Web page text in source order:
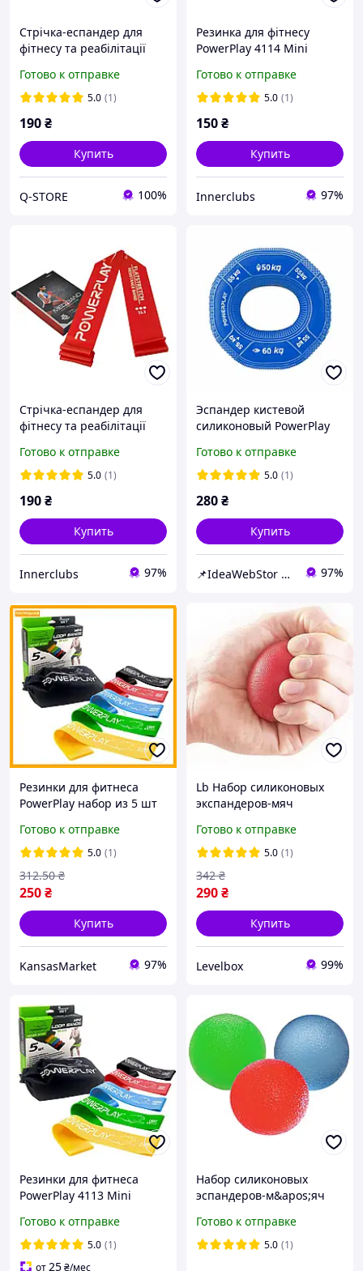
Стрічка-еспандер для
фітнесу та реабілітації
MediBand Heavy Червона
(11кг) Q-STORE
Готово к отправке
5.0 (1)
190₴
Купить
Q-STORE 100%
Резинка для фітнесу
PowerPlay 4114 Mini
Зелена (5-8кг)
Готово к отправке
5.0 (1)
150₴
Купить
Innerclubs 97%
Стрічка-еспандер для
фітнесу та реабілітації
MediBand Heavy Червона
(11кг)
Готово к отправке
5.0 (1)
190₴
Купить
Innerclubs 97%
Эспандер кистевой
силиконовый PowerPlay
50-55-60 кг. Темно Синий
Готово к отправке
5.0 (1)
280₴
Купить
📌IdeaWebStor интернет-магазин товаров для спорта 97%
Резинки для фитнеса
PowerPlay набор из 5 шт
эспандеры для
тренировок дома и в зале
Готово к отправке
5.0 (1)
250₴
312.50 ₴
Купить
KansasMarket 97%
Lb Набор силиконовых
экспандеров-мяч
PowerPlay PP-4339 Grip
Ball Set (набор 3 шт.)
Готово к отправке
5.0 (1)
290₴
342 ₴
Купить
Levelbox 99%
Резинки для фитнеса
PowerPlay 4113 Mini
5 шт. (от 1 до 20 кг)
Готово к отправке
5.0 (1)
от25₴/мес
Набор силиконовых
эспандеров-м&apos;яч
PowerPlay PP-4339 Grip
Ball Set (набор 3 шт.)
Готово к отправке
5.0 (1)